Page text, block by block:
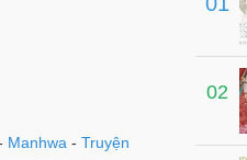
Manhwa -Truyện
02